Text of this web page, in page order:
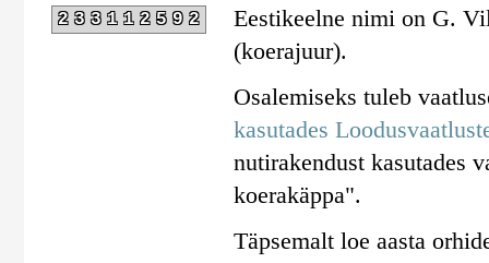
233112592
Eestikeelne nimi on G.
(koerajuur).
Osalemiseks tuleb
kasutades
nutirakendust kasutades
koerakäppa".
Täpsemalt loe aasta